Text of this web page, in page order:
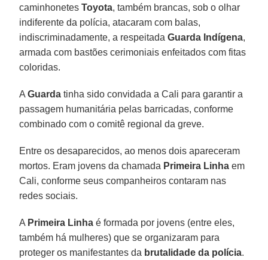
caminhonetesToyota, também brancas, sob o olhar
indiferente da polícia, atacaram com balas,
indiscriminadamente, a respeitadaGuarda Indígena,
armada com bastões cerimoniais enfeitados com fitas
coloridas.
AGuarda tinha sido convidada a Cali para garantir a
passagem humanitária pelas barricadas, conforme
combinado com o comitê regional da greve.
Entre os desaparecidos, ao menos dois apareceram
mortos. Eram jovens da chamada Primeira Linha em
Cali, conforme seus companheiros contaram nas
redes sociais.
A Primeira Linha é formada por jovens (entre eles,
também há mulheres) que se organizaram para
proteger os manifestantes da brutalidade da polícia.